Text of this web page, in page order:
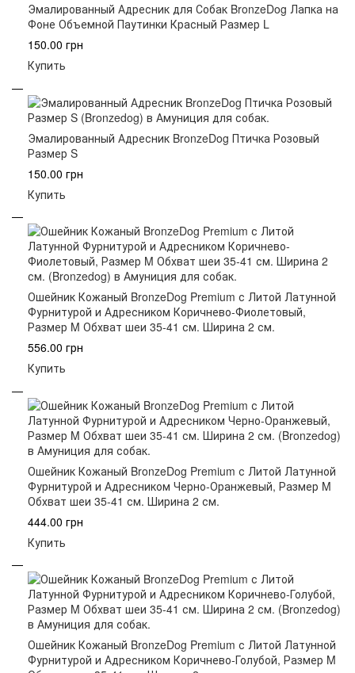
Эмалированный Адресник для Собак BronzeDog Лапка на
Фоне Объемной Паутинки Красный Размер L
150.00 грн
Купить
Эмалированный Адресник BronzeDog Птичка Розовый
Размер S
150.00 грн
Купить
Ошейник Кожаный BronzeDog Premium с Литой Латунной
Фурнитурой и Адресником Коричнево-Фиолетовый,
Размер M Обхват шеи 35-41 см. Ширина 2 см.
556.00 грн
Купить
Ошейник Кожаный BronzeDog Premium с Литой Латунной
Фурнитурой и Адресником Черно-Оранжевый, Размер M
Обхват шеи 35-41 см. Ширина 2 см.
444.00 грн
Купить
Ошейник Кожаный BronzeDog Premium с Литой Латунной
Фурнитурой и Адресником Коричнево-Голубой, Размер M